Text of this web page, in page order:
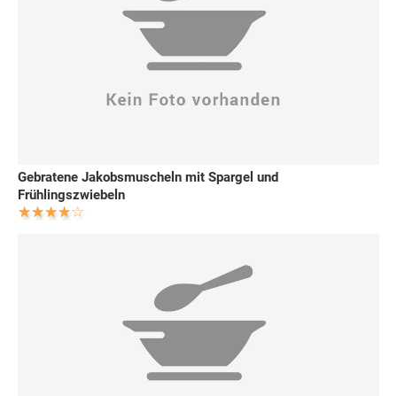
Gebratene Jakobsmuscheln mit Spargel und
Frühlingszwiebeln